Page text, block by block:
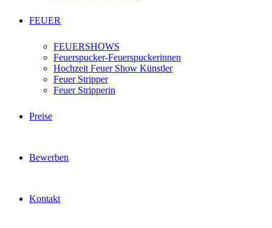
FEUER
FEUERSHOWS
Feuerspucker-Feuerspuckerinnen
Hochzeit Feuer Show Künstler
Feuer Stripper
Feuer Stripperin
Preise
Bewerben
Kontakt